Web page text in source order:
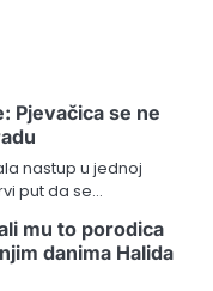
Pjevačica se ne
nastup u jednoj
put da se…
mu to porodica
danima Halida